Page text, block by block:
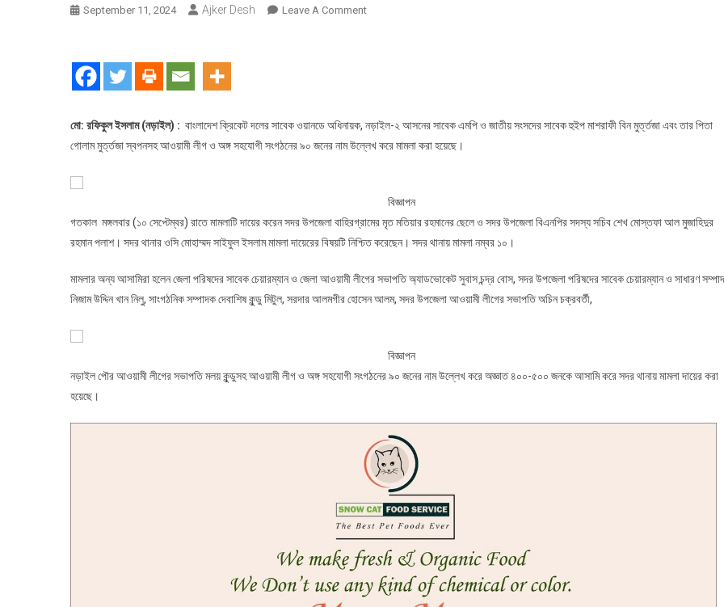
September 11, 2024 Ajker Desh Leave A CommentOn
মাশরাফিসহ
৯০
মো: রফিকুল ইসলাম (নড়াইল) : বাংলাদেশ ক্রিকেট দলের সাবেক ওয়ানডে অধিনায়ক, নড়াইল-২ আসনের সাবেক এমপি ও জাতীয় সংসদের সাবেক হুইপ মাশরাফী বিন মুর্ত্তজা এবং তার পিতা
গোলাম মুর্ত্তজা স্বপনসহ আওয়ামী লীগ ও অঙ্গ সহযোগী সংগঠনের ৯০ জনের নাম উল্লেখ করে মামলা করা হয়েছে।
বিজ্ঞাপন
গতকাল মঙ্গলবার (১০ সেপ্টেম্বর) রাতে মামলাটি দায়ের করেন সদর উপজেলা বাহিরগ্রামের মৃত মতিয়ার রহমানের ছেলে ও সদর উপজেলা বিএনপির সদস্য সচিব শেখ মোস্তফা আল মুজাহিদুর
রহমান পলাশ। সদর থানার ওসি মোহাম্মদ সাইফুল ইসলাম মামলা দায়েরের বিষয়টি নিশ্চিত করেছেন। সদর থানায় মামলা নম্বর ১০।
মামলার অন্য আসামিরা হলেন জেলা পরিষদের সাবেক চেয়ারম্যান ও জেলা আওয়ামী লীগের সভাপতি অ্যাডভোকেট সুবাস চন্দ্র বোস, সদর উপজেলা পরিষদের সাবেক চেয়ারম্যান ও সাধারণ
নিজাম উদ্দিন খান নিলু, সাংগঠনিক সম্পাদক দেবাশিষ কুন্ডু মিটুল, সরদার আলমগীর হোসেন আলম, সদর উপজেলা আওয়ামী লীগের সভাপতি অচিন চক্রবর্তী,
বিজ্ঞাপন
নড়াইল পৌর আওয়ামী লীগের সভাপতি মলয় কুন্ডুসহ আওয়ামী লীগ ও অঙ্গ সহযোগী সংগঠনের ৯০ জনের নাম উল্লেখ করে অজ্ঞাত ৪০০-৫০০ জনকে আসামি করে সদর থানায় মামলা দায়ের করা
হয়েছে।